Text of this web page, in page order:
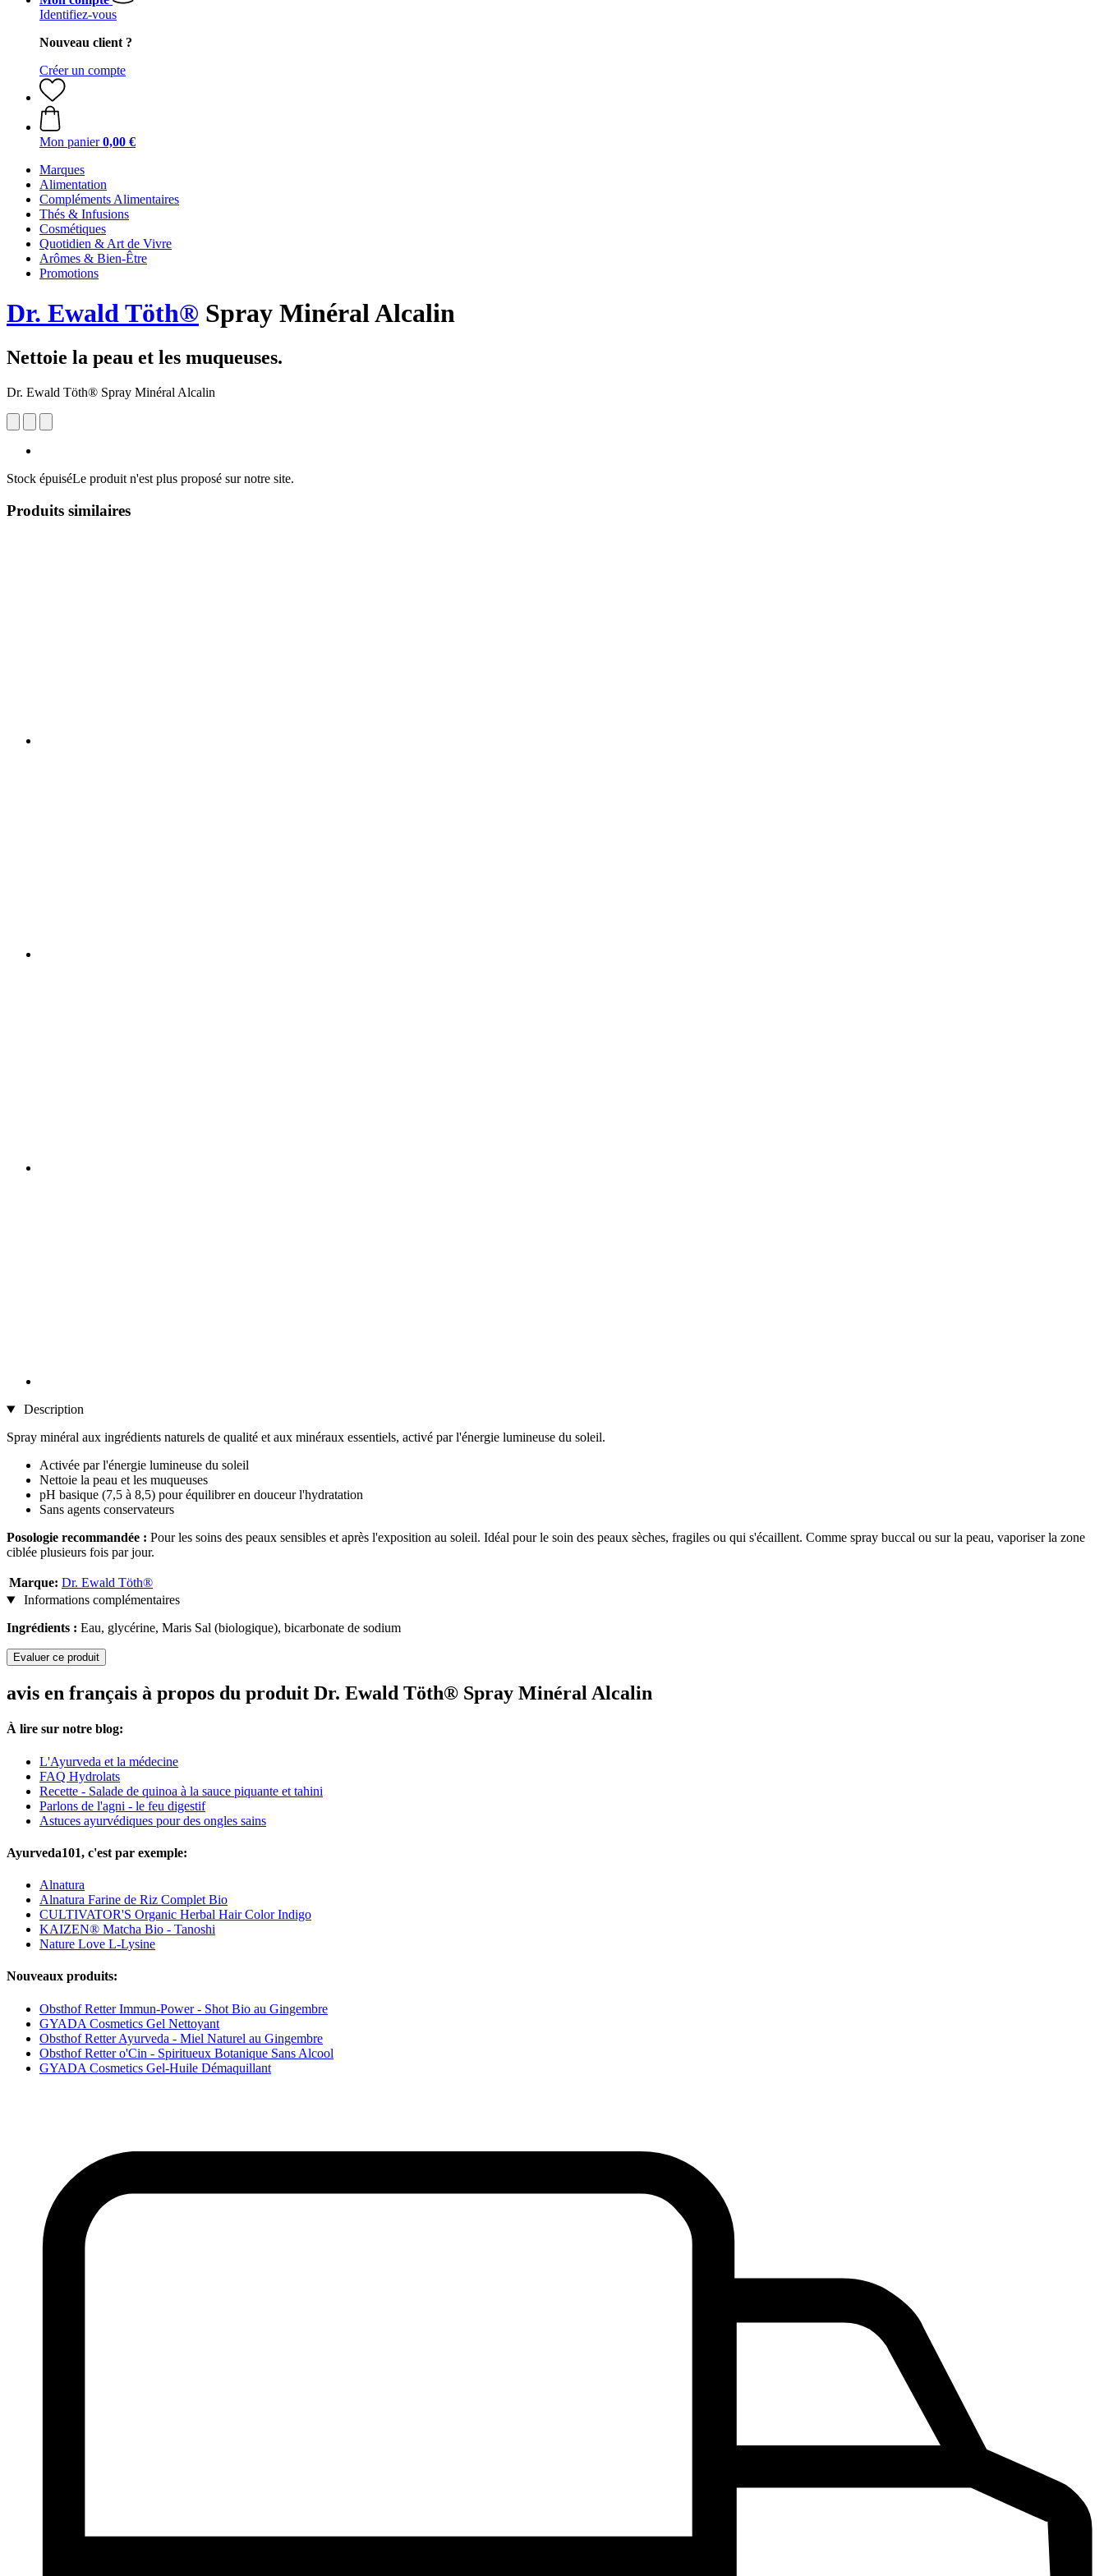
Identifiez-vous
Nouveau client ?
Créer un compte
Mon panier 0,00 €
Marques
Alimentation
Compléments Alimentaires
Thés & Infusions
Cosmétiques
Quotidien & Art de Vivre
Arômes & Bien-Être
Promotions
Dr. Ewald Töth® Spray Minéral Alcalin
Nettoie la peau et les muqueuses.
Dr. Ewald Töth® Spray Minéral Alcalin
Stock épuiséLe produit n'est plus proposé sur notre site.
Produits similaires
Description
Spray minéral aux ingrédients naturels de qualité et aux minéraux essentiels, activé par l'énergie lumineuse du soleil.
Activée par l'énergie lumineuse du soleil
Nettoie la peau et les muqueuses
pH basique (7,5 à 8,5) pour équilibrer en douceur l'hydratation
Sans agents conservateurs
Posologie recommandée : Pour les soins des peaux sensibles et après l'exposition au soleil. Idéal pour le soin des peaux sèches, fragiles ou qui s'écaillent. Comme spray buccal ou sur la peau, vaporiser la zone
ciblée plusieurs fois par jour.
Marque: Dr. Ewald Töth®
Informations complémentaires
Ingrédients : Eau, glycérine, Maris Sal (biologique), bicarbonate de sodium
Evaluer ce produit
avis en français à propos du produit Dr. Ewald Töth® Spray Minéral Alcalin
À lire sur notre blog:
L'Ayurveda et la médecine
FAQ Hydrolats
Recette - Salade de quinoa à la sauce piquante et tahini
Parlons de l'agni - le feu digestif
Astuces ayurvédiques pour des ongles sains
Ayurveda101, c'est par exemple:
Alnatura
Alnatura Farine de Riz Complet Bio
CULTIVATOR'S Organic Herbal Hair Color Indigo
KAIZEN® Matcha Bio - Tanoshi
Nature Love L-Lysine
Nouveaux produits:
Obsthof Retter Immun-Power - Shot Bio au Gingembre
GYADA Cosmetics Gel Nettoyant
Obsthof Retter Ayurveda - Miel Naturel au Gingembre
Obsthof Retter o'Cin - Spiritueux Botanique Sans Alcool
GYADA Cosmetics Gel-Huile Démaquillant